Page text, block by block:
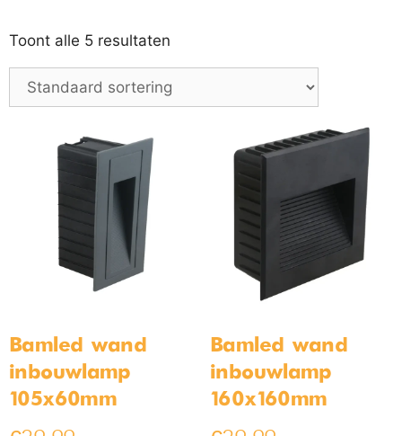
Toont alle 5 resultaten
Bamled wand
inbouwlamp
105x60mm
Bamled wand
inbouwlamp
160x160mm